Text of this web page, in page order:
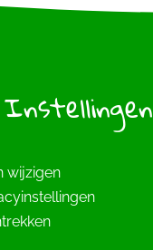
wijzigen